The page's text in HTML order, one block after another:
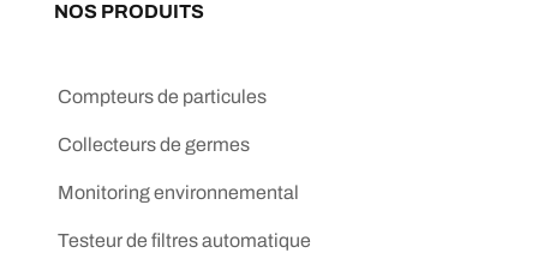
NOS PRODUITS
Compteurs de particules
Collecteurs de germes
Monitoring environnemental
Testeur de filtres automatique